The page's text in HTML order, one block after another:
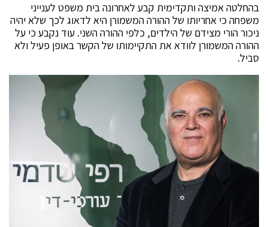
בהחלטה אמיצה ותקדימית קבע לאחרונה בית משפט לענייני
משפחה כי אחריותו של ההורה המשמורן היא לדאוג לכך שלא יהיה
ניכור הורי מצידם של הילדים, כלפי ההורה השני. עוד נקבע כי על
ההורה המשמורן לוודא את התקיימותו של הקשר באופן פעיל ולא
סביל.